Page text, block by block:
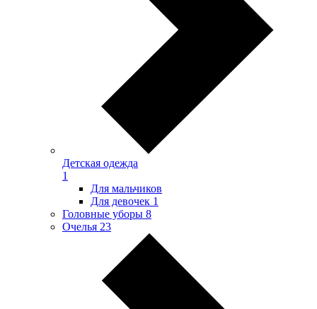
Детская одежда
1
Для мальчиков
Для девочек 1
Головные уборы 8
Очелья 23